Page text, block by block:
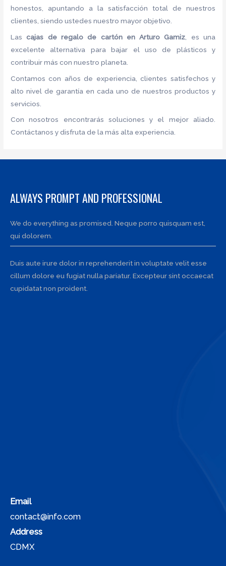
honestos, apuntando a la satisfacción total de nuestros
clientes, siendo ustedes nuestro mayor objetivo.
Lascajas de regalo de cartón en Arturo Gamiz , es una
excelente alternativa para bajar el uso de plásticos y
contribuir más con nuestro planeta.
Contamos con años de experiencia, clientes satisfechos y
alto nivel de garantía en cada uno de nuestros productos y
servicios.
Con nosotros encontrarás soluciones y el mejor aliado.
Contáctanos y disfruta de la más alta experiencia.
ALWAYS PROMPT AND PROFESSIONAL
We do everything as promised. Neque porro quisquam est,
qui dolorem.
Duis aute irure dolor in reprehenderit in voluptate velit esse
cillum dolore eu fugiat nulla pariatur. Excepteur sint occaecat
cupidatat non proident.
Email
contact@info.com
Address
CDMX